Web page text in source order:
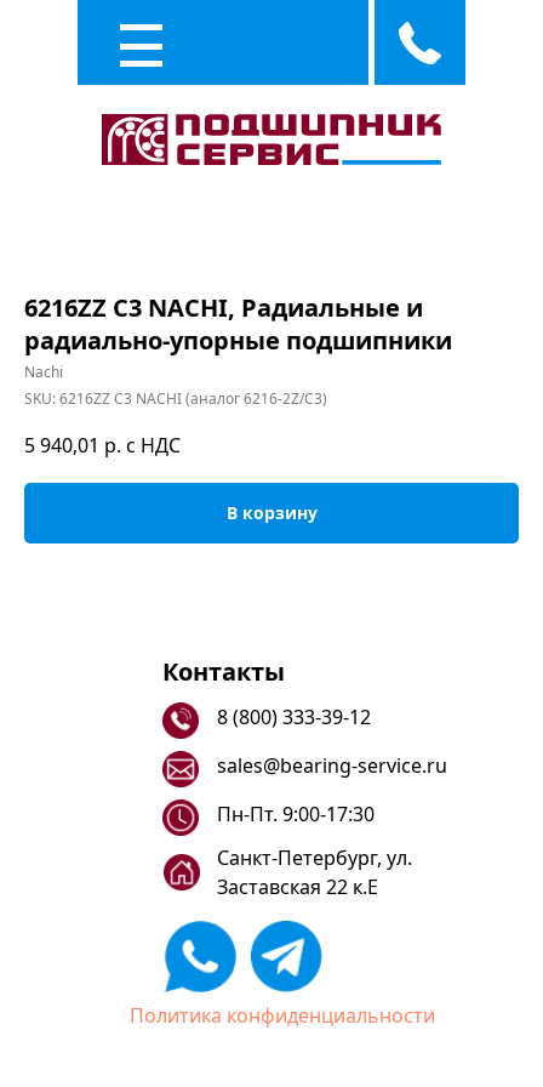
6216ZZ C3 NACHI, Радиальные и
радиально-упорные подшипники
Nachi
SKU:6216ZZ C3 NACHI (аналог 6216-2Z/C3)
5 940,01 р. с НДС
В корзину
Контакты
8 (800) 333-39-12
sales@bearing-service.ru
Санкт-Петербург, ул.
Заставская 22 к.Е
Пн-Пт. 9:00-17:30
Политика конфиденциальности